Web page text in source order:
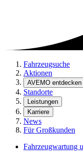
Fahrzeugsuche
Aktionen
AVEMO entdecken
Standorte
Leistungen
Karriere
News
Für Großkunden
Fahrzeugwartung